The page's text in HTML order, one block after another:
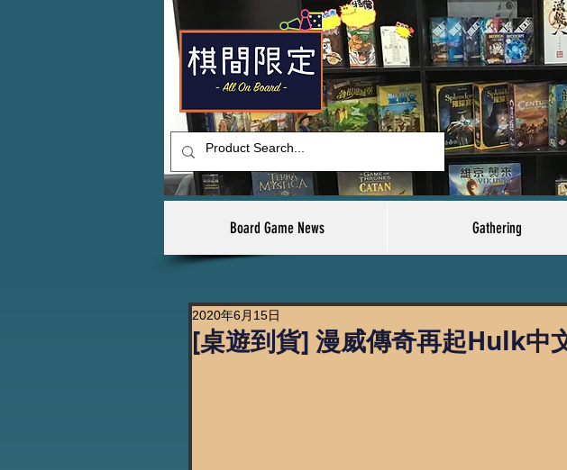
Board Game News Gathering
[桌遊到貨] 漫威傳奇再起Hulk中
2020年6月15日